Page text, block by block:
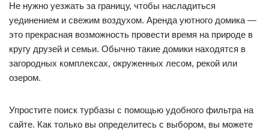
Не нужно уезжать за границу, чтобы насладиться
уединением и свежим воздухом. Аренда уютного домика —
это прекрасная возможность провести время на природе в
кругу друзей и семьи. Обычно такие домики находятся в
загородных комплексах, окруженных лесом, рекой или
озером.
Упростите поиск турбазы с помощью удобного фильтра на
сайте. Как только вы определитесь с выбором, вы можете